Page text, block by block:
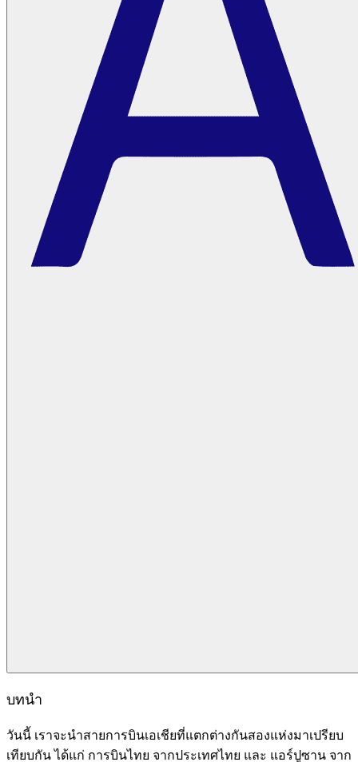
บทนำ
วันนี้ เราจะนำสายการบินเอเชียที่แตกต่างกันสองแห่งมาเปรียบ
เทียบกัน ได้แก่ การบินไทย จากประเทศไทย และ แอร์ปูซาน จาก